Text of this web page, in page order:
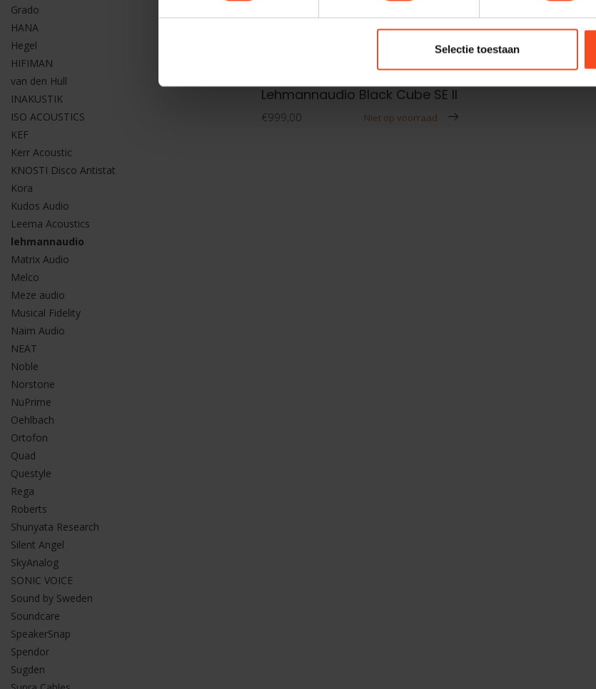
Selectie toestaan
Grado
HANA
Hegel
HIFIMAN
van den Hull
INAKUSTIK
ISO ACOUSTICS
KEF
Kerr Acoustic
KNOSTI Disco Antistat
Kora
Kudos Audio
Leema Acoustics
lehmannaudio
Matrix Audio
Melco
Meze audio
Musical Fidelity
Naim Audio
NEAT
Noble
Norstone
NuPrime
Oehlbach
Ortofon
Quad
Questyle
Rega
Roberts
Shunyata Research
Silent Angel
SkyAnalog
SONIC VOICE
Sound by Sweden
Soundcare
SpeakerSnap
Spendor
Sugden
Lehmannaudio Black Cube SE II
€999,00 Niet op voorraad